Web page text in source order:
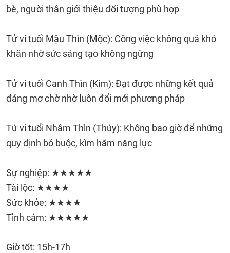
bè, người thân giới thiệu đối tượng phù hợp
Tử vi tuổi Mậu Thìn (Mộc): Công việc không quá khó
khăn nhờ sức sáng tạo không ngừng
Tử vi tuổi Canh Thìn (Kim): Đạt được những kết quả
đáng mơ chờ nhờ luôn đổi mới phương pháp
Tử vi tuổi Nhâm Thìn (Thủy): Không bao giờ để những
quy định bó buộc, kìm hãm năng lực
Sự nghiệp: ★★★★★
Tài lộc: ★★★★
Sức khỏe: ★★★★
Tình cảm: ★★★★★
Giờ tốt: 15h-17h